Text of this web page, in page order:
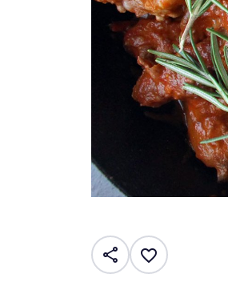
share favorite_border